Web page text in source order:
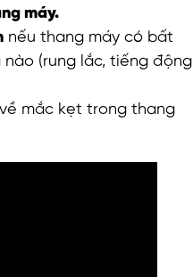
máy.
nếu thang máy có bất
(rung lắc, tiếng động
mắc kẹt trong thang